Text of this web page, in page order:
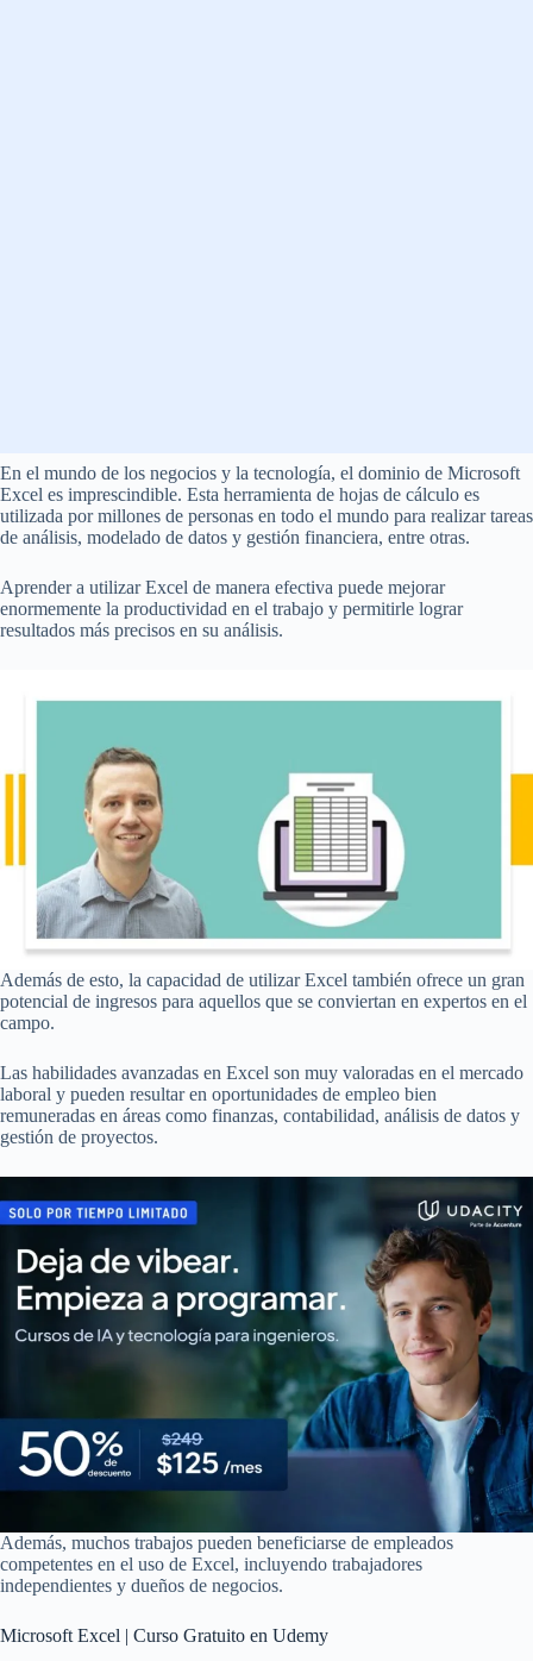
En el mundo de los negocios y la tecnología, el dominio de Microsoft
Excel es imprescindible. Esta herramienta de hojas de cálculo es
utilizada por millones de personas en todo el mundo para realizar tareas
de análisis, modelado de datos y gestión financiera, entre otras.
Aprender a utilizar Excel de manera efectiva puede mejorar
enormemente la productividad en el trabajo y permitirle lograr
resultados más precisos en su análisis.
Además de esto, la capacidad de utilizar Excel también ofrece un gran
potencial de ingresos para aquellos que se conviertan en expertos en el
campo.
Las habilidades avanzadas en Excel son muy valoradas en el mercado
laboral y pueden resultar en oportunidades de empleo bien
remuneradas en áreas como finanzas, contabilidad, análisis de datos y
gestión de proyectos.
Además, muchos trabajos pueden beneficiarse de empleados
competentes en el uso de Excel, incluyendo trabajadores
independientes y dueños de negocios.
Microsoft Excel | Curso Gratuito en Udemy